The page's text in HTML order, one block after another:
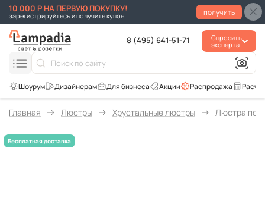
10 000 Р НА ПЕРВУЮ ПОКУПКУ!
зарегистрируйтесь и получите купон получить
8 (495) 641-51-71
Спросить
эксперта
Распродажа
Акции
Для бизнеса
Главная Люстры Хрустальные люстры Люстра